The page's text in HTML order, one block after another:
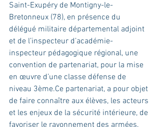
Saint-Exupéry de Montigny-le-
Bretonneux (78), en présence du
délégué militaire départemental adjoint
et de l’inspecteur d’académie-
inspecteur pédagogique régional, une
convention de partenariat, pour la mise
en œuvre d’une classe défense de
niveau 3ème.Ce partenariat, a pour objet
de faire connaître aux élèves, les acteurs
et les enjeux de la sécurité intérieure, de